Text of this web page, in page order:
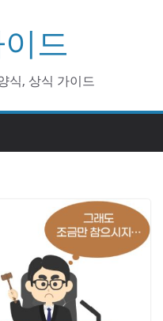
드
식, 상식 가이드